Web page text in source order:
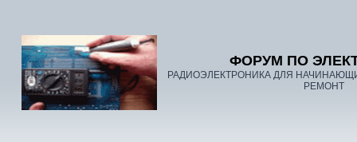
ФОРУМ ПО
РАДИОЭЛЕКТРОНИКА ДЛЯ
РЕМОНТ